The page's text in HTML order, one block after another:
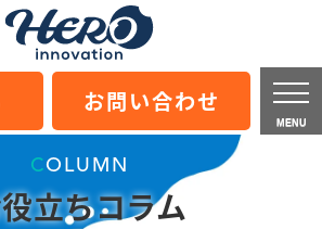
お問い合わせ
MENU
COLUMN
立ちコラム